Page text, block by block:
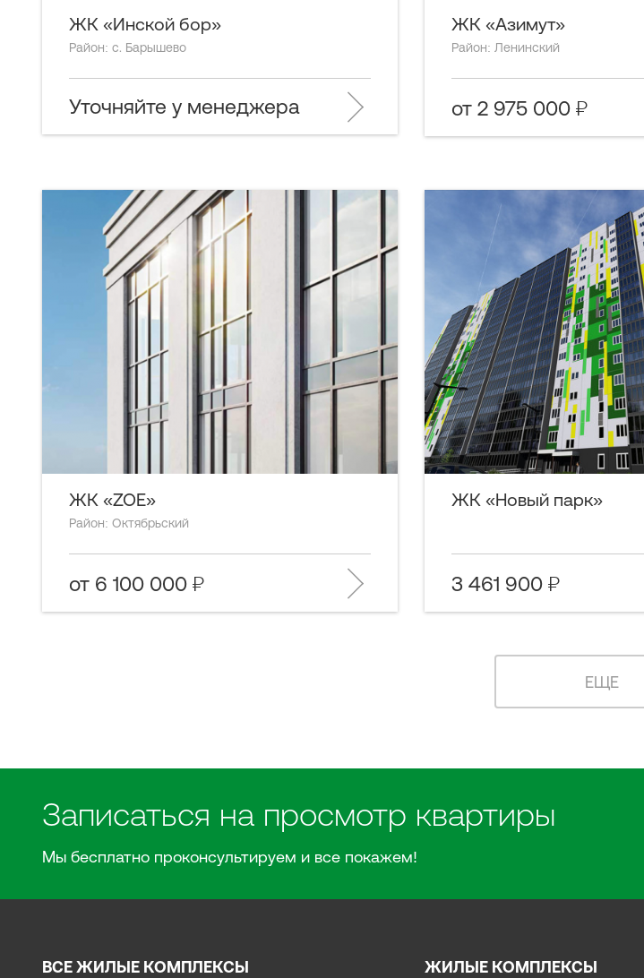
ЖК «Инской бор»
Район: с. Барышево
Уточняйте у менеджера
ЖК «Азимут»
Район: Ленинский
от 2 975 000
ЖК «ZOE»
Район: Октябрьский
от 6 100 000
ЖК «Новый парк»
3 461 900
ЕЩЕ
Записаться на просмотр квартиры
Мы бесплатно проконсультируем и все покажем!
ВСЕ ЖИЛЫЕ КОМПЛЕКСЫ ЖИЛЫЕ КОМПЛЕКСЫ